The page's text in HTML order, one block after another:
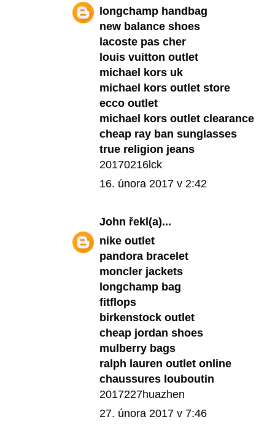
longchamp handbag
new balance shoes
lacoste pas cher
louis vuitton outlet
michael kors uk
michael kors outlet store
ecco outlet
michael kors outlet clearance
cheap ray ban sunglasses
true religion jeans
20170216lck
16. února 2017 v 2:42
John řekl(a)...
nike outlet
pandora bracelet
moncler jackets
longchamp bag
fitflops
birkenstock outlet
cheap jordan shoes
mulberry bags
ralph lauren outlet online
chaussures louboutin
2017227huazhen
27. února 2017 v 7:46